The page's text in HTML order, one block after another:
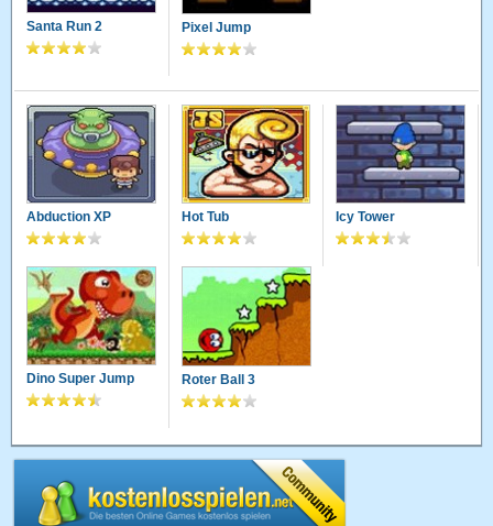
Santa Run 2 Pixel Jump
Abduction XP Hot Tub Icy Tower
Dino Super Jump Roter Ball 3